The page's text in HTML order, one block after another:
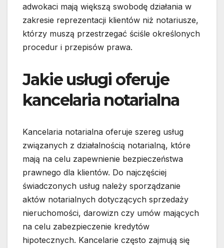
adwokaci mają większą swobodę działania w
zakresie reprezentacji klientów niż notariusze,
którzy muszą przestrzegać ściśle określonych
procedur i przepisów prawa.
Jakie usługi oferuje
kancelaria notarialna
Kancelaria notarialna oferuje szereg usług
związanych z działalnością notarialną, które
mają na celu zapewnienie bezpieczeństwa
prawnego dla klientów. Do najczęściej
świadczonych usług należy sporządzanie
aktów notarialnych dotyczących sprzedaży
nieruchomości, darowizn czy umów mających
na celu zabezpieczenie kredytów
hipotecznych. Kancelarie często zajmują się